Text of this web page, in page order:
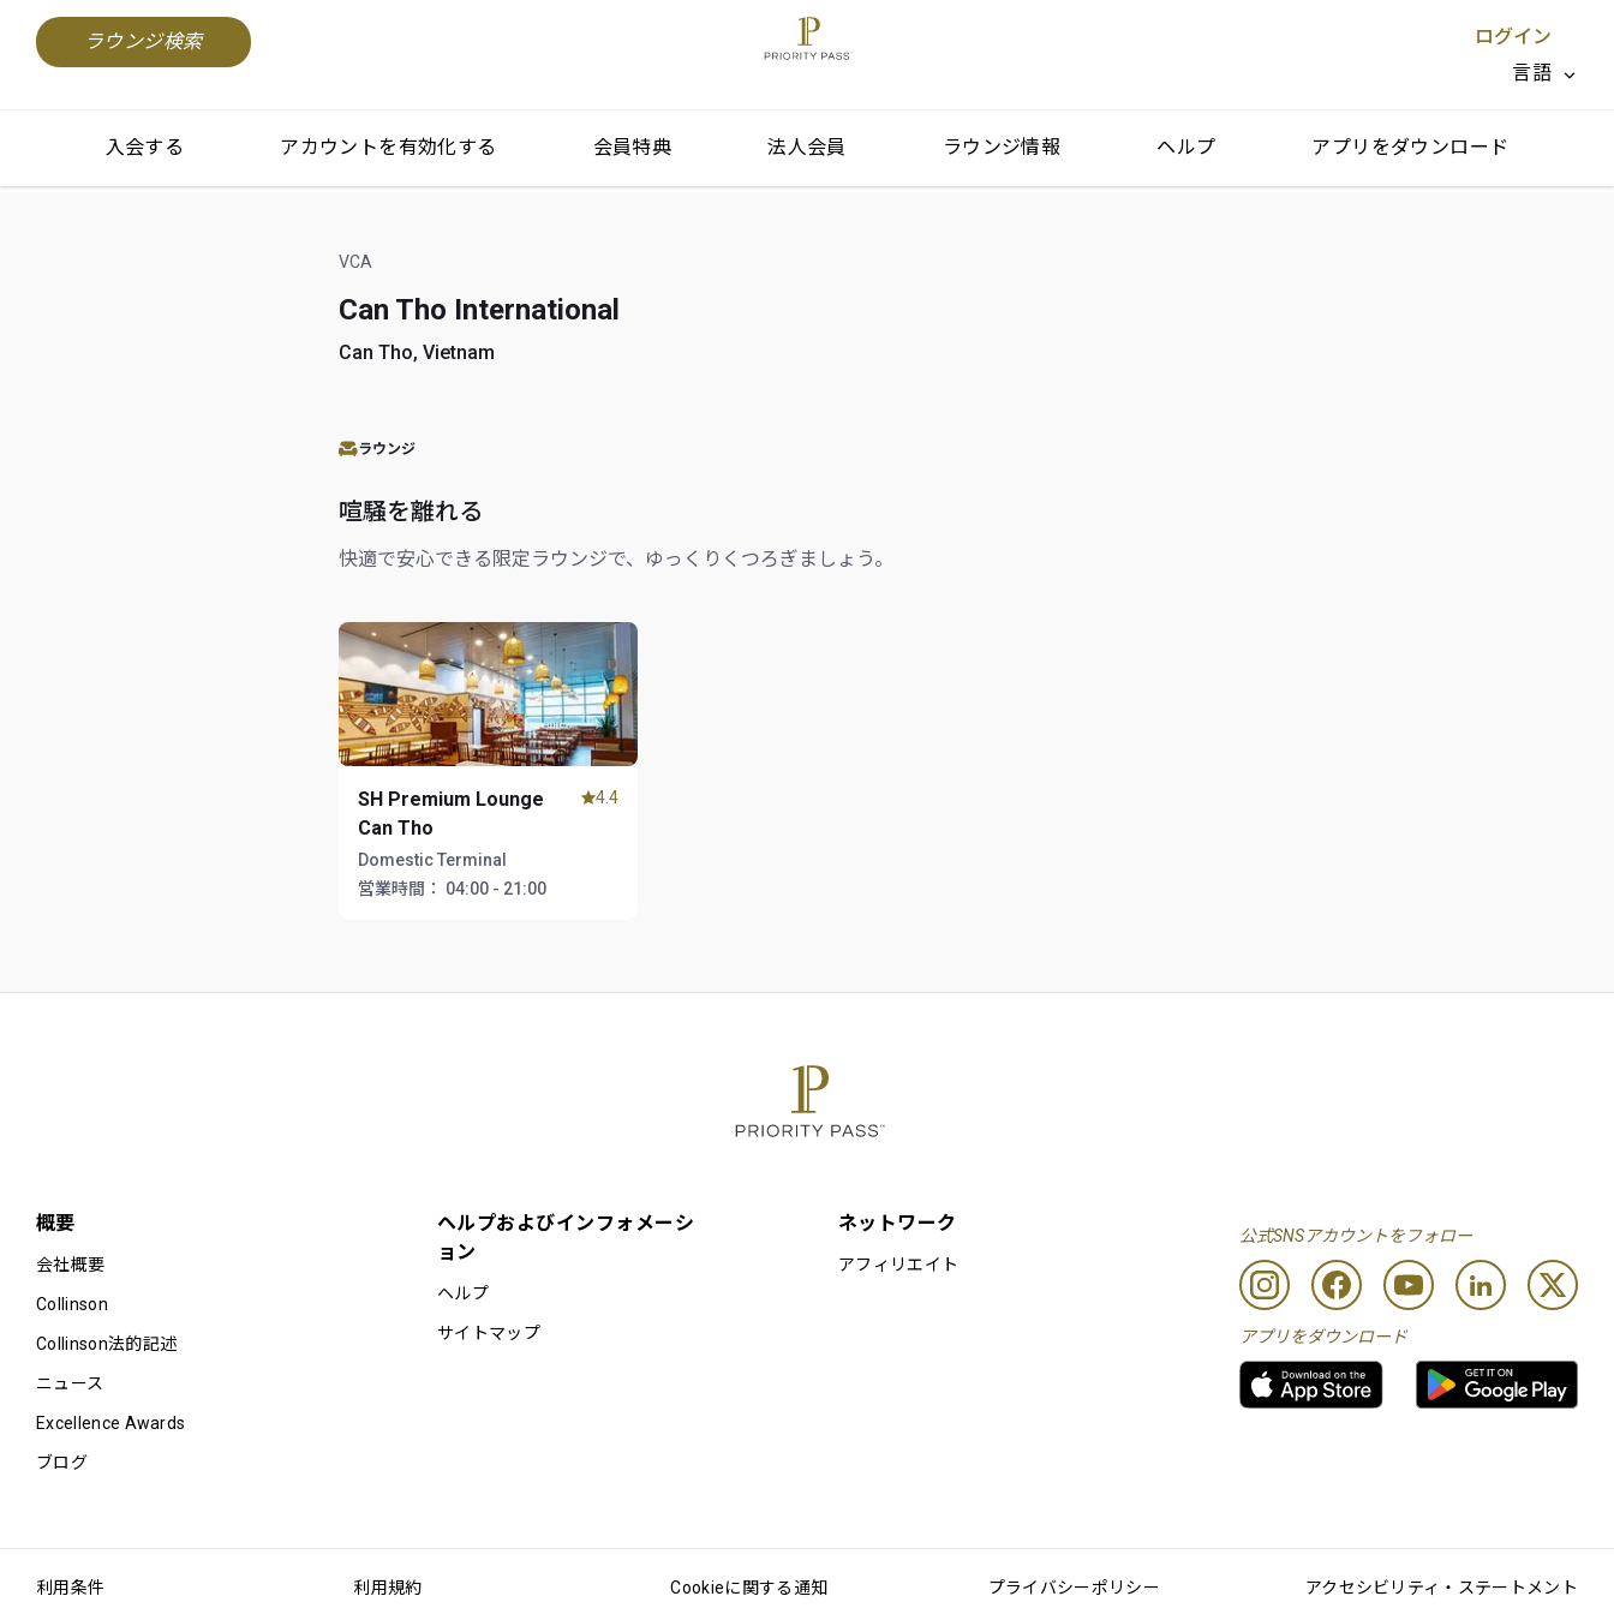
ラウンジ検索
ログイン
言語
閉じる X
入会する アカウントを有効化する 会員特典 法人会員 ラウンジ情報 ヘルプ アプリをダウンロード
VCA
Can Tho International
Can Tho, Vietnam
ラウンジ
喧騒を離れる
快適で安心できる限定ラウンジで、ゆっくりくつろぎましょう。
SH Premium Lounge
Can Tho
Domestic Terminal
営業時間：
04:00 - 21:00
4.4
概要
会社概要
Collinson
Collinson法的記述
ニュース
Excellence Awards
ブログ
ヘルプおよびインフォメーシ
ョン
ヘルプ
サイトマップ
ネットワーク
アフィリエイト
公式SNSアカウントをフォロー
アプリをダウンロード
利用条件 利用規約 Cookieに関する通知 プライバシーポリシー アクセシビリティ・ステートメント